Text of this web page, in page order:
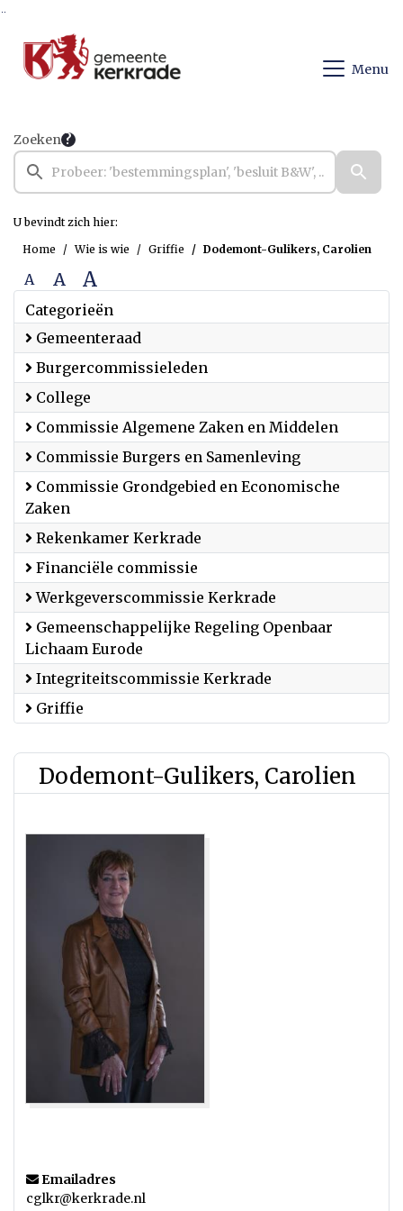
Menu
Zoeken
U bevindt zich hier:
Home
Wie is wie Griffie Dodemont-Gulikers, Carolien
A A A
Categorieën
Gemeenteraad
Burgercommissieleden
College
Commissie Algemene Zaken en Middelen
Commissie Burgers en Samenleving
Commissie Grondgebied en Economische
Zaken
Rekenkamer Kerkrade
Financiële commissie
Werkgeverscommissie Kerkrade
Gemeenschappelijke Regeling Openbaar
Lichaam Eurode
Integriteitscommissie Kerkrade
Griffie
Dodemont-Gulikers, Carolien
Emailadres
cglkr@kerkrade.nl